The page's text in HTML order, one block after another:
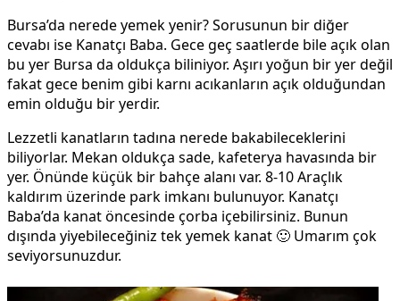
Bursa’da nerede yemek yenir? Sorusunun bir diğer
cevabı ise Kanatçı Baba. Gece geç saatlerde bile açık olan
bu yer Bursa da oldukça biliniyor. Aşırı yoğun bir yer değil
fakat gece benim gibi karnı acıkanların açık olduğundan
emin olduğu bir yerdir.
Lezzetli kanatların tadına nerede bakabileceklerini
biliyorlar. Mekan oldukça sade, kafeterya havasında bir
yer. Önünde küçük bir bahçe alanı var. 8-10 Araçlık
kaldırım üzerinde park imkanı bulunuyor. Kanatçı
Baba’da kanat öncesinde çorba içebilirsiniz. Bunun
dışında yiyebileceğiniz tek yemek kanat 🙂 Umarım çok
seviyorsunuzdur.